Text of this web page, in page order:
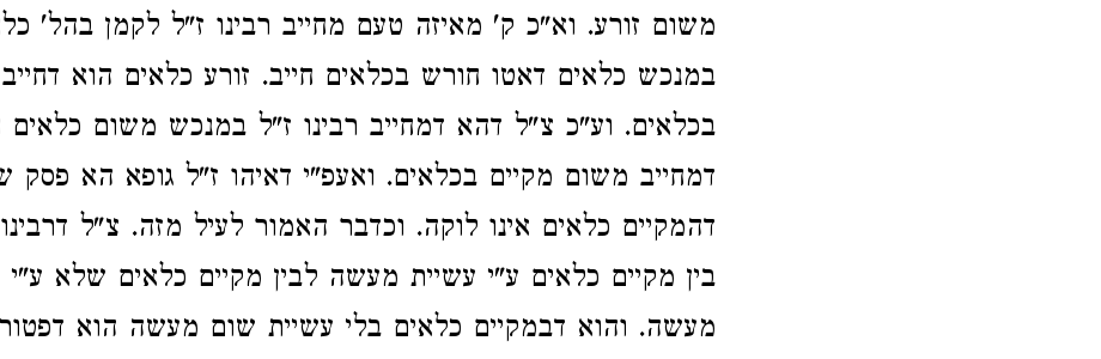
משום זורע. וא"כ ק' מאיזה טעם מחייב רבינו ז"ל לקמן בהל'
במנכש כלאים דאטו חורש בכלאים חייב. זורע כלאים הוא
בכלאים. וע"כ צ"ל דהא דמחייב רבינו ז"ל במנכש משום כלאים
דמחייב משום מקיים בכלאים. ואעפ"י דאיהו ז"ל גופא הא פסק
דהמקיים כלאים אינו לוקה. וכדבר האמור לעיל מזה. צ"ל
בין מקיים כלאים ע"י עשיית מעשה לבין מקיים כלאים שלא ע"י
מעשה. והוא דבמקיים כלאים בלי עשיית שום מעשה הוא